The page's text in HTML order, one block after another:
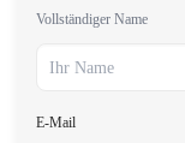
Vollständiger Name
E-Mail